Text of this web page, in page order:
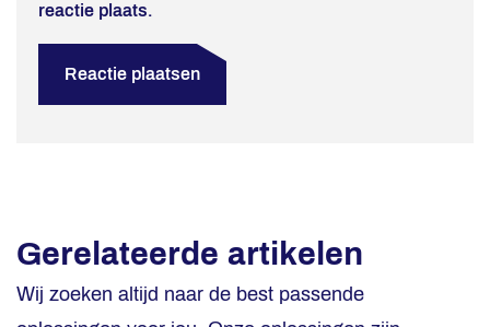
reactie plaats.
Gerelateerde artikelen
Wij zoeken altijd naar de best passende